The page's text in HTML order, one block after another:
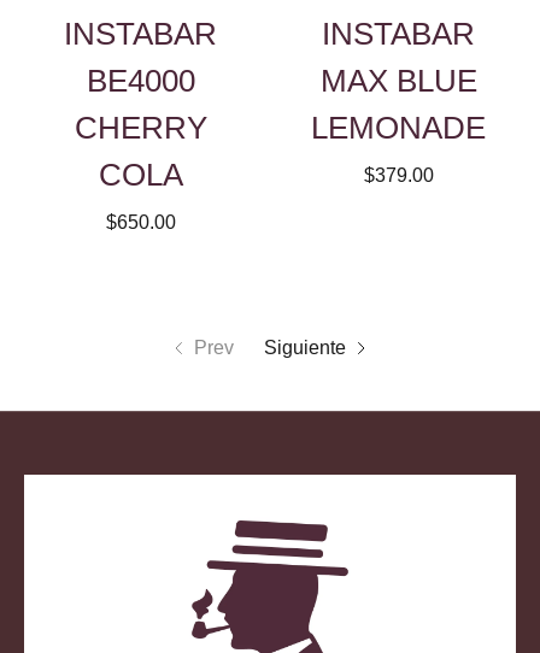
INSTABAR
BE4000
CHERRY
COLA
$650.00
INSTABAR
MAX BLUE
LEMONADE
$379.00
Prev Siguiente